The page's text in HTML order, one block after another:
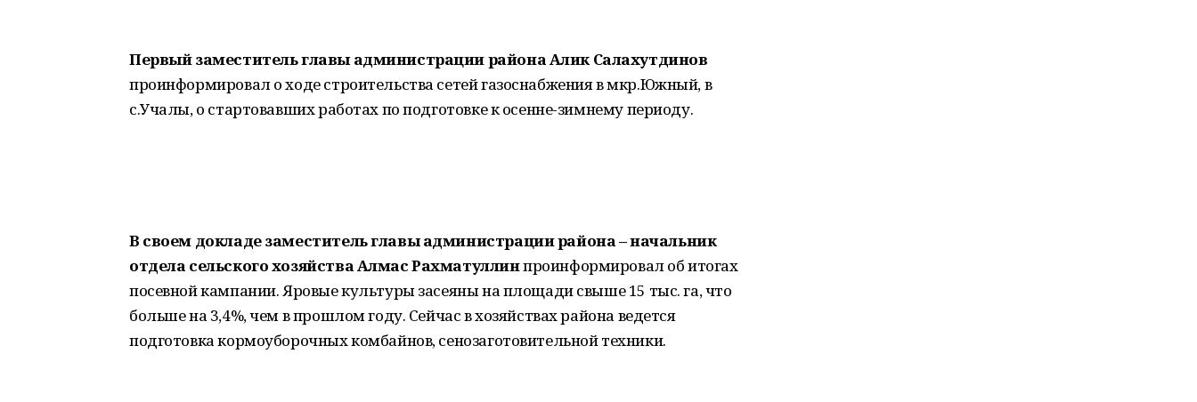
Первый заместитель главы администрации района Алик Салахутдинов
проинформировал о ходе строительства сетей газоснабжения в мкр.Южный, в
с.Учалы, о стартовавших работах по подготовке к осенне-зимнему периоду.
В своем докладе заместитель главы администрации района – начальник
отдела сельского хозяйства Алмас Рахматуллинпроинформировал об итогах
посевной кампании. Яровые культуры засеяны на площади свыше 15 тыс. га, что
больше на 3,4%, чем в прошлом году. Сейчас в хозяйствах района ведется
подготовка кормоуборочных комбайнов, сенозаготовительной техники.